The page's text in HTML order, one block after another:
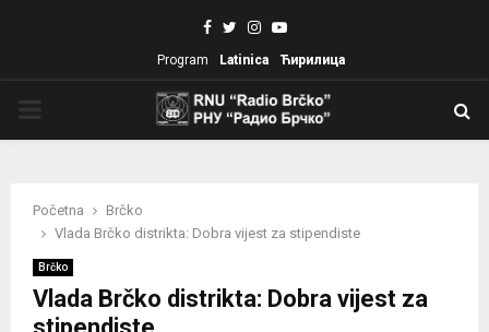
Facebook
TwitterInstagram
Youtube
Program Latinica Ћирилица
Početna
Brčko
Vlada Brčko distrikta: Dobra vijest za stipendiste
Brčko
Vlada Brčko distrikta: Dobra vijest za